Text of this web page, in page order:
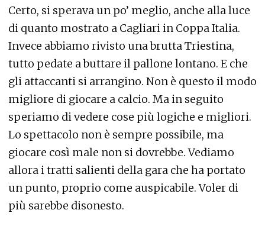
Certo, si sperava un po’ meglio, anche alla luce
di quanto mostrato a Cagliari in Coppa Italia.
Invece abbiamo rivisto una brutta Triestina,
tutto pedate a buttare il pallone lontano. E che
gli attaccanti si arrangino. Non è questo il modo
migliore di giocare a calcio. Ma in seguito
speriamo di vedere cose più logiche e migliori.
Lo spettacolo non è sempre possibile, ma
giocare così male non si dovrebbe. Vediamo
allora i tratti salienti della gara che ha portato
un punto, proprio come auspicabile. Voler di
più sarebbe disonesto.